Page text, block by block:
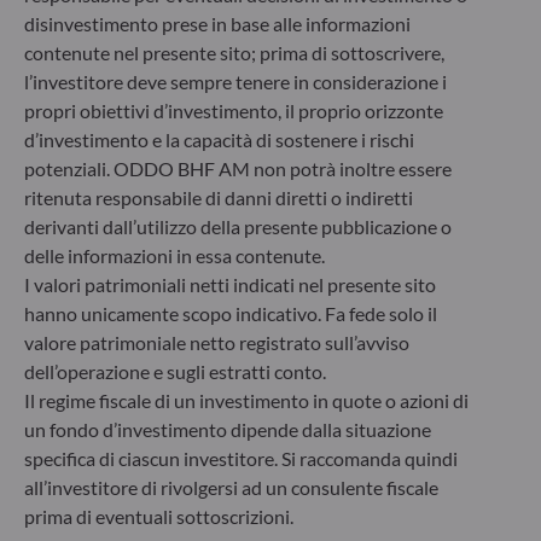
6, rue Gabriel Lippmann
L-5365 Munsbach
Lussemburgo
+352 45 76 76 245
Società di gestione patrimoniale approvata dalla
Commission de Surveillance du Secteur Financier (CSSF) –
Registro commerciale: B 29891
Comunicazione sulle sanzioni dell'UE contro la Russia
Nel quadro delle sanzioni adottate dall’Unione europea per
reagire alla crisi ucraina, Le comunichiamo che,
considerando le disposizioni dei regolamenti UE
n°833/2014 e UE n°398/2022, la sottoscrizione di quote di
fondi gestiti dalla Società di Gestione è vietata ai cittadini
russi o bielorussi, a chiunque risieda fisicamente in Russia o
in Bielorussia o a qualsiasi persona giuridica, entità o
organismo costituito in Russia o in Bielorussia, ad eccezione
dei cittadini di uno Stato membro dell’Unione europea e
disinvestimento prese in base alle informazioni
contenute nel presente sito; prima di sottoscrivere,
l’investitore deve sempre tenere in considerazione i
propri obiettivi d’investimento, il proprio orizzonte
d’investimento e la capacità di sostenere i rischi
potenziali. ODDO BHF AM non potrà inoltre essere
ritenuta responsabile di danni diretti o indiretti
derivanti dall’utilizzo della presente pubblicazione o
delle informazioni in essa contenute.
I valori patrimoniali netti indicati nel presente sito
hanno unicamente scopo indicativo. Fa fede solo il
valore patrimoniale netto registrato sull’avviso
dell’operazione e sugli estratti conto.
Il regime fiscale di un investimento in quote o azioni di
un fondo d’investimento dipende dalla situazione
specifica di ciascun investitore. Si raccomanda quindi
all’investitore di rivolgersi ad un consulente fiscale
prima di eventuali sottoscrizioni.